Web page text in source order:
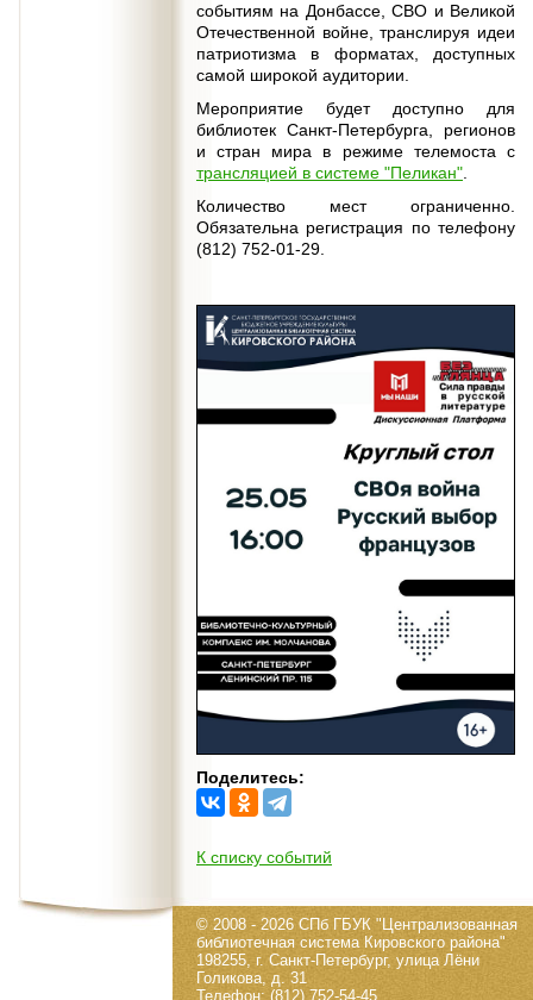
событиям на Донбассе, СВО и Великой
Отечественной войне, транслируя идеи
патриотизма в форматах, доступных
самой широкой аудитории.
Мероприятие будет доступно для
библиотек Санкт-Петербурга, регионов
и стран мира в режиме телемоста с
трансляцией в системе "Пеликан"
Количество мест ограниченно.
Обязательна регистрация по телефону
(812) 752-01-29.
Поделитесь:
К списку событий
© 2008 - 2026 СПб ГБУК "Централизованная
библиотечная система Кировского района"
198255, г. Санкт-Петербург, улица Лёни
Голикова, д. 31
Телефон: (812) 752-54-45